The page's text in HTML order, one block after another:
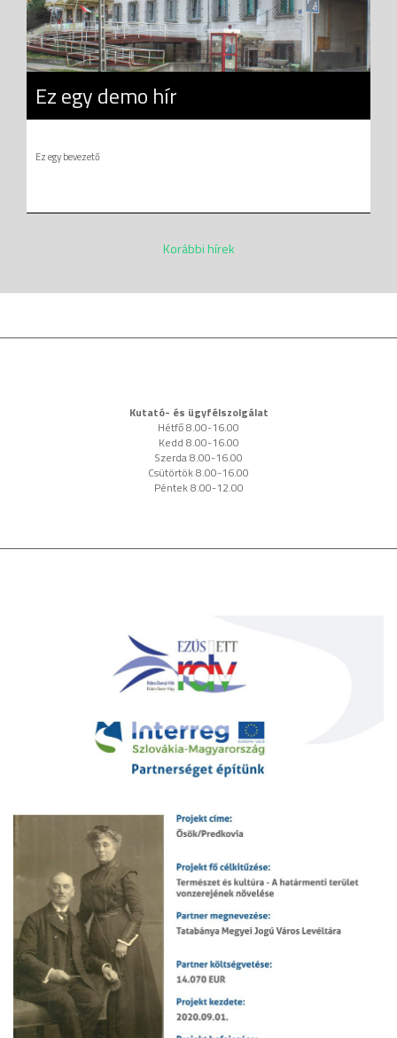
Ez egy demo hír
Ez egy bevezető
Korábbi hírek
Kutató- és ügyfélszolgálat
Hétfő 8.00-16.00
Kedd 8.00-16.00
Szerda 8.00-16.00
Csütörtök 8.00-16.00
Péntek 8.00-12.00